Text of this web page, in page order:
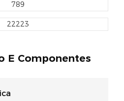
E Componentes